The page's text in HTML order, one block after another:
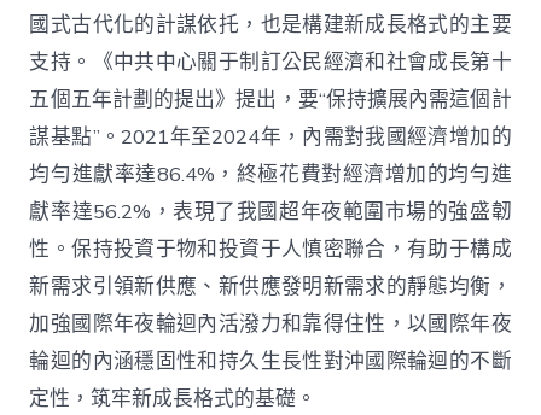
國式古代化的計謀依托，也是構建新成長格式的主要
支持。《中共中心關于制訂公民經濟和社會成長第十
五個五年計劃的提出》提出，要“保持擴展內需這個計
謀基點”。2021年至2024年，內需對我國經濟增加的
均勻進獻率達86.4%，終極花費對經濟增加的均勻進
獻率達56.2%，表現了我國超年夜範圍市場的強盛韌
性。保持投資于物和投資于人慎密聯合，有助于構成
新需求引領新供應、新供應發明新需求的靜態均衡，
加強國際年夜輪迴內活潑力和靠得住性，以國際年夜
輪迴的內涵穩固性和持久生長性對沖國際輪迴的不斷
定性，筑牢新成長格式的基礎。